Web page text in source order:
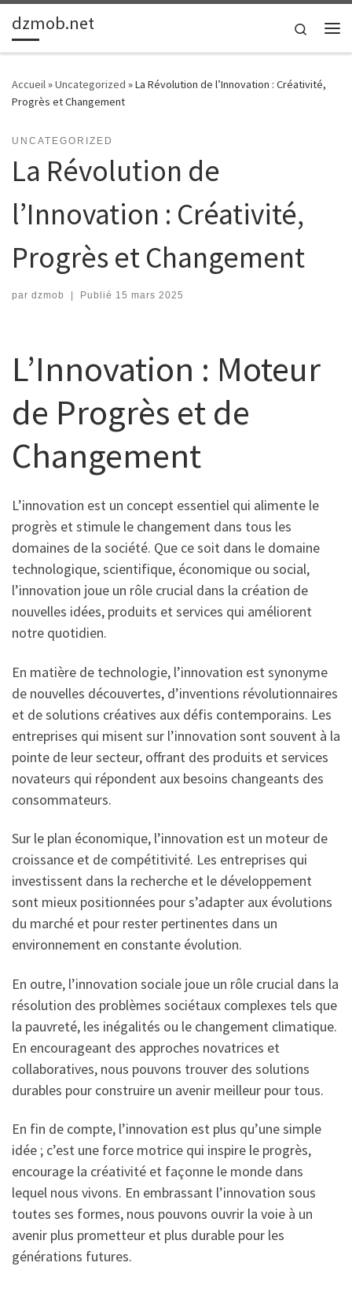
Passer au contenu
dzmob.net
Search
Accueil»Uncategorized »La Révolution de l’Innovation : Créativité,
Progrès et Changement
UNCATEGORIZED
La Révolution de
l’Innovation : Créativité,
Progrès et Changement
par dzmob | Publié 15 mars 2025
L’Innovation : Moteur
de Progrès et de
Changement
L’innovation est un concept essentiel qui alimente le
progrès et stimule le changement dans tous les
domaines de la société. Que ce soit dans le domaine
technologique, scientifique, économique ou social,
l’innovation joue un rôle crucial dans la création de
nouvelles idées, produits et services qui améliorent
notre quotidien.
En matière de technologie, l’innovation est synonyme
de nouvelles découvertes, d’inventions révolutionnaires
et de solutions créatives aux défis contemporains. Les
entreprises qui misent sur l’innovation sont souvent à la
pointe de leur secteur, offrant des produits et services
novateurs qui répondent aux besoins changeants des
consommateurs.
Sur le plan économique, l’innovation est un moteur de
croissance et de compétitivité. Les entreprises qui
investissent dans la recherche et le développement
sont mieux positionnées pour s’adapter aux évolutions
du marché et pour rester pertinentes dans un
environnement en constante évolution.
En outre, l’innovation sociale joue un rôle crucial dans la
résolution des problèmes sociétaux complexes tels que
la pauvreté, les inégalités ou le changement climatique.
En encourageant des approches novatrices et
collaboratives, nous pouvons trouver des solutions
durables pour construire un avenir meilleur pour tous.
En fin de compte, l’innovation est plus qu’une simple
idée ; c’est une force motrice qui inspire le progrès,
encourage la créativité et façonne le monde dans
lequel nous vivons. En embrassant l’innovation sous
toutes ses formes, nous pouvons ouvrir la voie à un
avenir plus prometteur et plus durable pour les
générations futures.